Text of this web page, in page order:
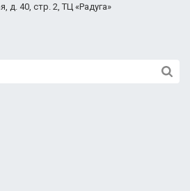
д. 40, стр. 2, ТЦ «Радуга»